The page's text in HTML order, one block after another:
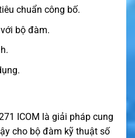
chuẩn công bố.
bộ đàm.
ICOM là giải pháp cung
cho bộ đàm kỹ thuật số